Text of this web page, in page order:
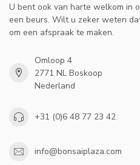
U bent ook van harte welkom in
een beurs. Wilt u zeker weten
om een afspraak te maken.
Omloop 4
2771 NL Boskoop
Nederland
+31 (0)6 48 77 23 42
info@bonsaiplaza.com